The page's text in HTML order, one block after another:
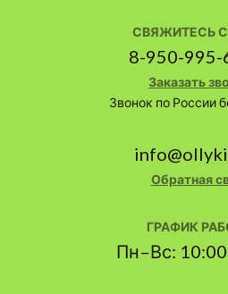
СВЯЖИТЕСЬ
8-950-995-
Заказать
Звонок по России
Обратная
ГРАФИК
Пн–Вс: